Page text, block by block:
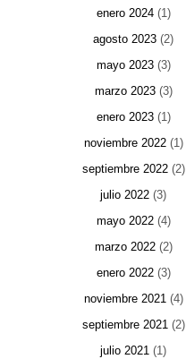
enero 2024(1)
agosto 2023 (2)
mayo 2023(3)
marzo 2023(3)
enero 2023(1)
noviembre 2022(1)
septiembre 2022(2)
julio 2022 (3)
mayo 2022(4)
marzo 2022(2)
enero 2022(3)
noviembre 2021(4)
septiembre 2021(2)
julio 2021 (1)